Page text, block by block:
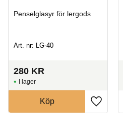
Penselglasyr för lergods
Art. nr: LG-40
280 KR
I lager
Köp